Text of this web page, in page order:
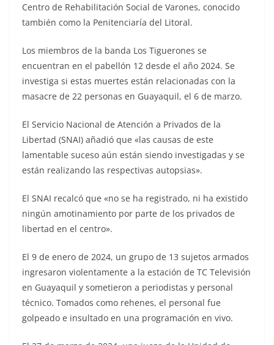
Centro de Rehabilitación Social de Varones, conocido
también como la Penitenciaría del Litoral.
Los miembros de la banda Los Tiguerones se
encuentran en el pabellón 12 desde el año 2024. Se
investiga si estas muertes están relacionadas con la
masacre de 22 personas en Guayaquil, el 6 de marzo.
El Servicio Nacional de Atención a Privados de la
Libertad (SNAI) añadió que «las causas de este
lamentable suceso aún están siendo investigadas y se
están realizando las respectivas autopsias».
El SNAI recalcó que «no se ha registrado, ni ha existido
ningún amotinamiento por parte de los privados de
libertad en el centro».
El 9 de enero de 2024, un grupo de 13 sujetos armados
ingresaron violentamente a la estación de TC Televisión
en Guayaquil y sometieron a periodistas y personal
técnico. Tomados como rehenes, el personal fue
golpeado e insultado en una programación en vivo.